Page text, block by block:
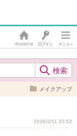
メイクアップ
2026/2/11 20:52